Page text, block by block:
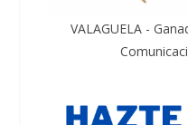
VALAGUELA -